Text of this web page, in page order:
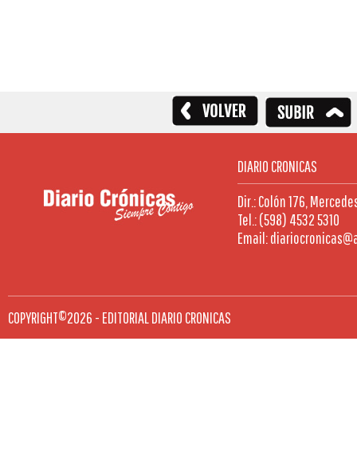
DIARIO CRONICAS
Dir.: Colón 176,
Tel.: (598) 4532 5310
Email:
COPYRIGHT©2026 - EDITORIAL DIARIO CRONICAS